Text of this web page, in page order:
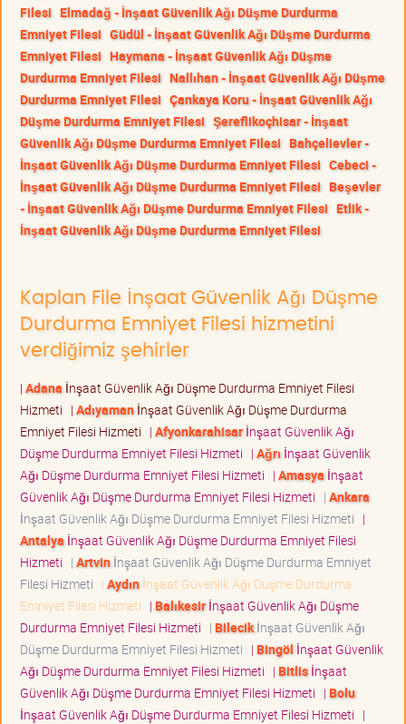
Filesi Elmadağ - İnşaat Güvenlik Ağı Düşme Durdurma
Emniyet Filesi Güdül - İnşaat Güvenlik Ağı Düşme Durdurma
Emniyet Filesi Haymana - İnşaat Güvenlik Ağı Düşme
Durdurma Emniyet Filesi Nallıhan - İnşaat Güvenlik Ağı Düşme
Durdurma Emniyet Filesi Çankaya Koru - İnşaat Güvenlik Ağı
Düşme Durdurma Emniyet Filesi Şereflikoçhisar - İnşaat
Güvenlik Ağı Düşme Durdurma Emniyet Filesi Bahçelievler -
İnşaat Güvenlik Ağı Düşme Durdurma Emniyet Filesi Cebeci -
İnşaat Güvenlik Ağı Düşme Durdurma Emniyet Filesi Beşevler
- İnşaat Güvenlik Ağı Düşme Durdurma Emniyet Filesi Etlik -
İnşaat Güvenlik Ağı Düşme Durdurma Emniyet Filesi
Kaplan File İnşaat Güvenlik Ağı Düşme
Durdurma Emniyet Filesi hizmetini
verdiğimiz şehirler
| Adana İnşaat Güvenlik Ağı Düşme Durdurma Emniyet Filesi
Hizmeti | Adıyamanİnşaat Güvenlik Ağı Düşme Durdurma
Emniyet Filesi Hizmeti | Afyonkarahisarİnşaat Güvenlik Ağı
Düşme Durdurma Emniyet Filesi Hizmeti | Ağrı İnşaat Güvenlik
Ağı Düşme Durdurma Emniyet Filesi Hizmeti | Amasya İnşaat
Güvenlik Ağı Düşme Durdurma Emniyet Filesi Hizmeti | Ankara
İnşaat Güvenlik Ağı Düşme Durdurma Emniyet Filesi Hizmeti |
Antalya İnşaat Güvenlik Ağı Düşme Durdurma Emniyet Filesi
Hizmeti | Artvinİnşaat Güvenlik Ağı Düşme Durdurma Emniyet
Filesi Hizmeti | Aydınİnşaat Güvenlik Ağı Düşme Durdurma
Emniyet Filesi Hizmeti | Balıkesirİnşaat Güvenlik Ağı Düşme
Durdurma Emniyet Filesi Hizmeti | Bilecikİnşaat Güvenlik Ağı
Düşme Durdurma Emniyet Filesi Hizmeti | Bingöl İnşaat Güvenlik
Ağı Düşme Durdurma Emniyet Filesi Hizmeti | Bitlisİnşaat
Güvenlik Ağı Düşme Durdurma Emniyet Filesi Hizmeti | Bolu
İnşaat Güvenlik Ağı Düşme Durdurma Emniyet Filesi Hizmeti |